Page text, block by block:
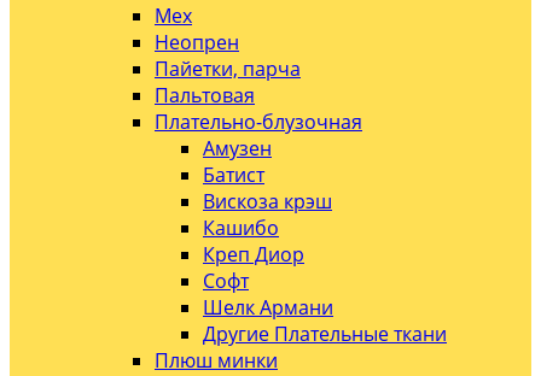
Мех
Неопрен
Пайетки, парча
Пальтовая
Плательно-блузочная
Амузен
Батист
Вискоза крэш
Кашибо
Креп Диор
Софт
Шелк Армани
Другие Плательные ткани
Плюш минки